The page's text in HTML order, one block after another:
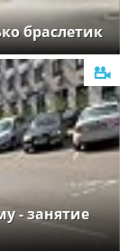
браслетик
- занятие